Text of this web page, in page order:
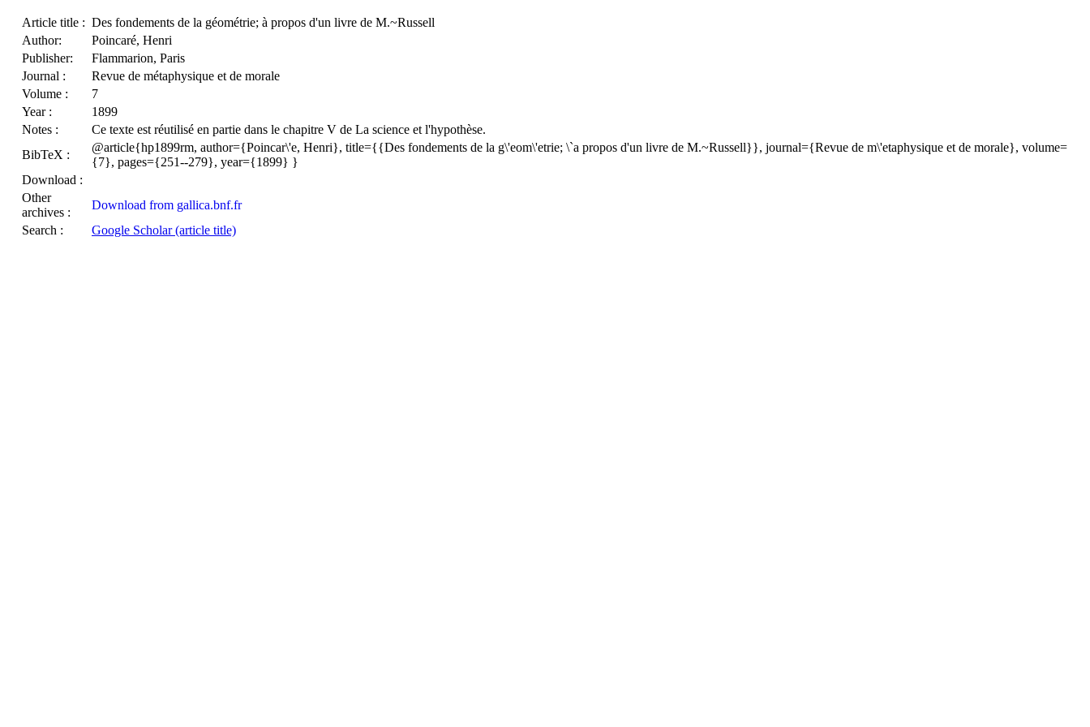
Article title : Des fondements de la géométrie; à propos d'un livre de M.~Russell
Author:
Poincaré, Henri
Publisher:
Flammarion, Paris
Journal :
Revue de métaphysique et de morale
Volume :
7
Year :
1899
Notes :
Ce texte est réutilisé en partie dans le chapitre V de La science et l'hypothèse.
BibTeX :
@article{hp1899rm, author={Poincar\'e, Henri}, title={{Des fondements de la g\'eom\'etrie; \`a propos d'un livre de M.~Russell}}, journal={Revue de m\'etaphysique et de morale}, volume=
{7}, pages={251--279}, year={1899} }
Download :
Other
archives :
Download from gallica.bnf.fr
Search :
Google Scholar (article title)